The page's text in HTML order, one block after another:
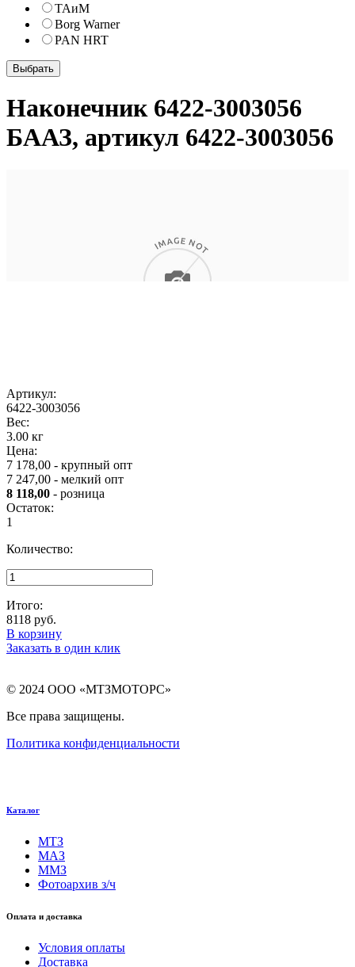
ТАиМ
Borg Warner
PAN HRT
Наконечник 6422-3003056
БААЗ, артикул 6422-3003056
Артикул:
6422-3003056
Вес:
3.00 кг
Цена:
7 178,00 - крупный опт
7 247,00 - мелкий опт
8 118,00 - розница
Остаток:
1
Количество:
Итого:
8118 руб.
В корзину
Заказать в один клик
© 2024 ООО «МТЗМОТОРС»
Все права защищены.
Политика конфиденциальности
Каталог
МТЗ
МАЗ
ММЗ
Фотоархив з/ч
Оплата и доставка
Условия оплаты
Доставка